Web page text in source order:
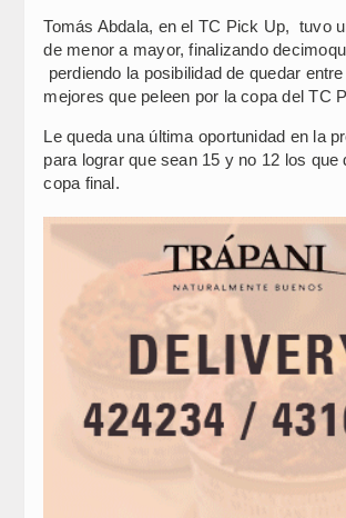
Tomás Abdala, en el TC Pick Up, tuvo
de menor a mayor, finalizando
perdiendo la posibilidad de quedar
mejores que peleen por la copa del TC
Le queda una última oportunidad en la
para lograr que sean 15 y no 12 los que
copa final.